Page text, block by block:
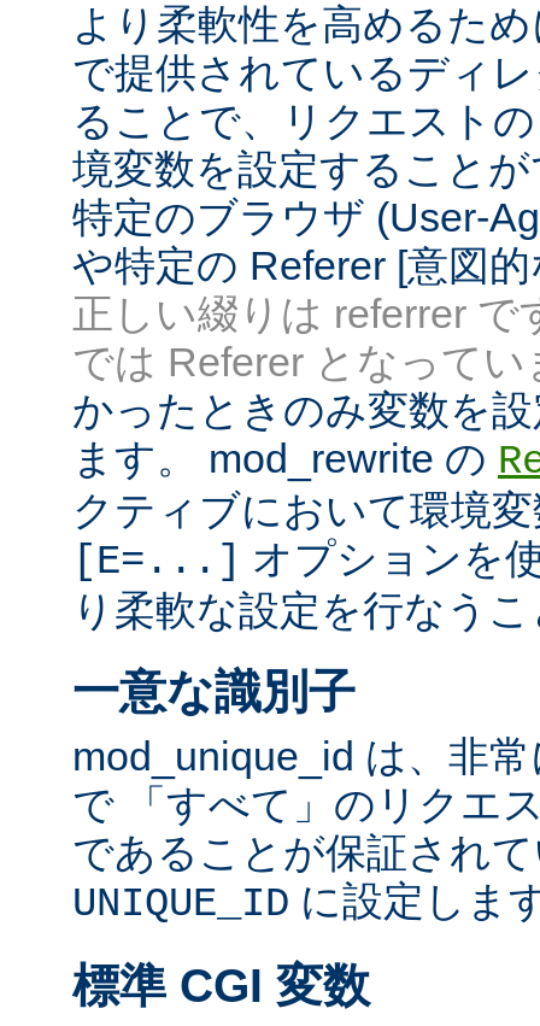
より柔軟性を高めるた
で提供されているディ
ることで、リクエスト
境変数を設定すること
特定のブラウザ (User-
や特定の Referer [意図
正しい綴りは referrer で
では Referer となってい
かったときのみ変数を
ます。 mod_rewrite の
クティブにおいて環境
[E=...] オプションを
り柔軟な設定を行なう
一意な識別子
mod_unique_id は、非
で 「すべて」のリクエ
であることが保証され
UNIQUE_ID に設定しま
標準 CGI 変数